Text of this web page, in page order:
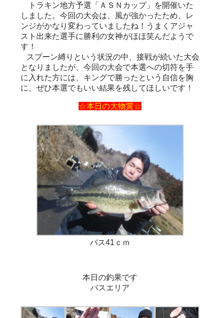
トラキン地方予選「ＡＳＮカップ」を開催いた
しました。今回の大会は、風が強かったため、レ
ンジがかなり変わっていましたね！うまくアジャ
スト出来た選手に勝利の女神がほほ笑んだようで
す！
スプーン縛りという状況の中、接戦が続いた大会
となりましたが、今回の大会で本選への切符を手
に入れた方には、キングで勝ったという自信を胸
に、ぜひ本選でもいい結果を残してほしいです！
☆本日の大物賞☆
バス41ｃｍ
本日の釣果です
バスエリア